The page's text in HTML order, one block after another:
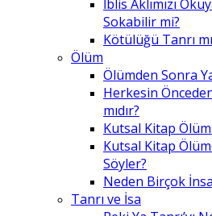
İblis Aklımızı
Sokabilir mi?
Kötülüğü Tanrı
Ölüm
Ölümden Sonra
Herkesin
mıdır?
Kutsal Kitap
Kutsal Kitap
Söyler?
Neden Birçok
Tanrı ve İsa